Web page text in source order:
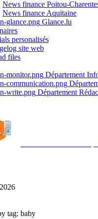
News finance Poitou-
News finance Aquitaine
Glance.lu
personalisés
site web
files
Département
Département
2026
tag: baby